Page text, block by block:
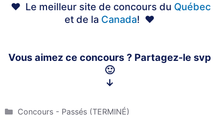
♥ Le meilleur site de concours du Québec
et de la Canada! ♥
Vous aimez ce concours ? Partagez-le svp
🙂
↓
Catégories
Concours - Passés (TERMINÉ)